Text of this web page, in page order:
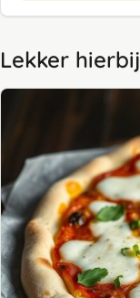
Lekker hierbij